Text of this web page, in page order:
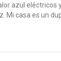
azul eléctricos
Mi casa es un